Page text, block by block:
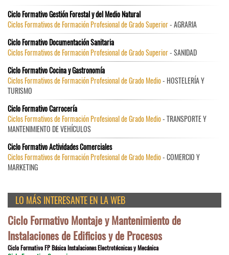
Ciclo Formativo Gestión Forestal y del Medio Natural
Ciclos Formativos de Formación Profesional de Grado Superior- AGRARIA
Ciclo Formativo Documentación Sanitaria
Ciclos Formativos de Formación Profesional de Grado Superior- SANIDAD
Ciclo Formativo Cocina y Gastronomía
Ciclos Formativos de Formación Profesional de Grado Medio- HOSTELERÍA Y
TURISMO
Ciclo Formativo Carrocería
Ciclos Formativos de Formación Profesional de Grado Medio- TRANSPORTE Y
MANTENIMIENTO DE VEHÍCULOS
Ciclo Formativo Actividades Comerciales
Ciclos Formativos de Formación Profesional de Grado Medio- COMERCIO Y
MARKETING
LO MÁS INTERESANTE EN LA WEB
Ciclo Formativo Montaje y Mantenimiento de
Instalaciones de Edificios y de Procesos
Ciclo Formativo FP Básica Instalaciones Electrotécnicas y Mecánica